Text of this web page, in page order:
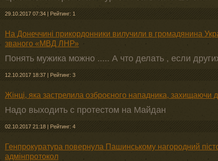
29.10.2017 07:34 | Рейтинг: 1
На Донеччині прикордонники вилучили в громадянина
званого «МВД ЛНР»
Понять мужика можно ..... А что делать , если
12.10.2017 18:37 | Рейтинг: 3
Жінці, яка застрелила озброєного нападника, захищаючи
Надо выходить с протестом на Майдан
02.10.2017 21:18 | Рейтинг: 4
Генпрокуратура повернула Пашинському нагородний
адмінпротокол